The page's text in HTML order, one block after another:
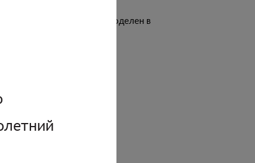
фермерских виноделен в